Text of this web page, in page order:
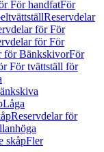
För handfatFör
Reservdelar
för För
för För
för BänkskivorFör
För tvättställ för
Låga
Reservdelar för
skåpFler